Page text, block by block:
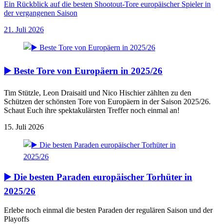
Ein Rückblick auf die besten Shootout-Tore europäischer Spieler in
der vergangenen Saison
21. Juli 2026
▶️ Beste Tore von Europäern in 2025/26
Tim Stützle, Leon Draisaitl und Nico Hischier zählten zu den
Schützen der schönsten Tore von Europäern in der Saison 2025/26.
Schaut Euch ihre spektakulärsten Treffer noch einmal an!
15. Juli 2026
▶️ Die besten Paraden europäischer Torhüter in
2025/26
Erlebe noch einmal die besten Paraden der regulären Saison und der
Playoffs